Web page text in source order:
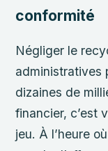
conformité
Négliger le
administratives
dizaines de
financier, c’est
jeu. À l’heure